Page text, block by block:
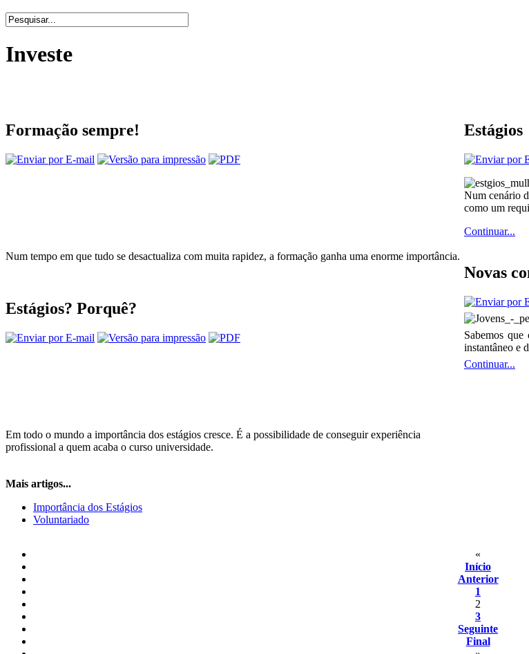
Investe
Formação sempre!
Num tempo em que tudo se desactualiza com muita rapidez, a formação ganha uma enorme importância.
Estágios? Porquê?
Em todo o mundo a importância dos estágios cresce. É a possibilidade de conseguir experiência
profissional a quem acaba o curso universidade.
Estágios
Num cenário
como um
Continuar...
Novas
Sabemos
instantâneo e
Continuar...
Mais artigos...
Importância dos Estágios
Voluntariado
«
Início
Anterior
1
2
3
Seguinte
Final